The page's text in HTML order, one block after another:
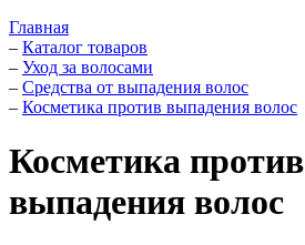
Главная
– Каталог товаров
– Уход за волосами
– Средства от выпадения волос
– Косметика против выпадения волос
Косметика против
выпадения волос